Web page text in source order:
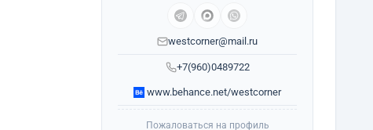
+7(960)0489722
westcorner@mail.ru
www.behance.net/westcorner
Пожаловаться на профиль